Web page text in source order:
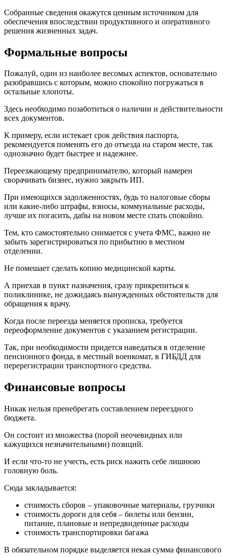
Собранные сведения окажутся ценным источником для
обеспечения впоследствии продуктивного и оперативного
решения жизненных задач.
Формальные вопросы
Пожалуй, один из наиболее весомых аспектов, основательно
разобравшись с которым, можно спокойно погружаться в
остальные хлопоты.
Здесь необходимо позаботиться о наличии и действительности
всех документов.
К примеру, если истекает срок действия паспорта,
рекомендуется поменять его до отъезда на старом месте, так
однозначно будет быстрее и надежнее.
Переезжающему предпринимателю, который намерен
сворачивать бизнес, нужно закрыть ИП.
При имеющихся задолженностях, будь то налоговые сборы
или какие-либо штрафы, взносы, коммунальные расходы,
лучше их погасить, дабы на новом месте спать спокойно.
Тем, кто самостоятельно снимается с учета ФМС, важно не
забыть зарегистрироваться по прибытию в местном
отделении.
Не помешает сделать копию медицинской карты.
А приехав в пункт назначения, сразу прикрепиться к
поликлинике, не дожидаясь вынужденных обстоятельств для
обращения к врачу.
Когда после переезда меняется прописка, требуется
переоформление документов с указанием регистрации.
Так, при необходимости придется наведаться в отделение
пенсионного фонда, в местный военкомат, в ГИБДД для
перерегистрации транспортного средства.
Финансовые вопросы
Никак нельзя пренебрегать составлением переездного
бюджета.
Он состоит из множества (порой неочевидных или
кажущихся незначительными) позиций.
И если что-то не учесть, есть риск нажить себе лишнюю
головную боль.
Сюда закладывается:
стоимость сборов – упаковочные материалы, грузчики
стоимость дороги для себя – билеты или бензин,
питание, плановые и непредвиденные расходы
стоимость транспортировки багажа
В обязательном порядке выделяется некая сумма финансового